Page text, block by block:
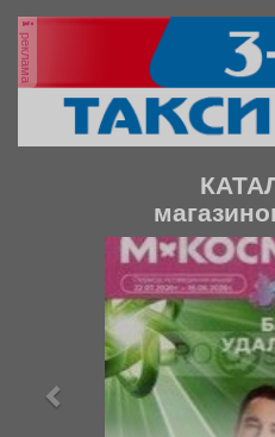
реклама